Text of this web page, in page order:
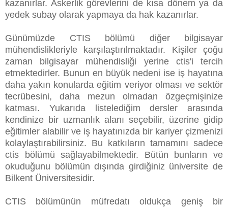
kazanırlar. Askerlik görevlerini de kısa dönem ya da
yedek subay olarak yapmaya da hak kazanırlar.
Günümüzde CTIS bölümü diğer bilgisayar
mühendislikleriyle karşılaştırılmaktadır. Kişiler çoğu
zaman bilgisayar mühendisliği yerine ctis'i tercih
etmektedirler. Bunun en büyük nedeni ise iş hayatına
daha yakın konularda eğitim veriyor olması ve sektör
tecrübesini, daha mezun olmadan özgeçmişinize
katması. Yukarıda listelediğim dersler arasında
kendinize bir uzmanlık alanı seçebilir, üzerine gidip
eğitimler alabilir ve iş hayatınızda bir kariyer çizmenizi
kolaylaştırabilirsiniz. Bu katkıların tamamını sadece
ctis bölümü sağlayabilmektedir. Bütün bunların ve
okuduğunu bölümün dışında girdiğiniz üniversite de
Bilkent Üniversitesidir.
CTIS bölümünün müfredatı oldukça geniş bir